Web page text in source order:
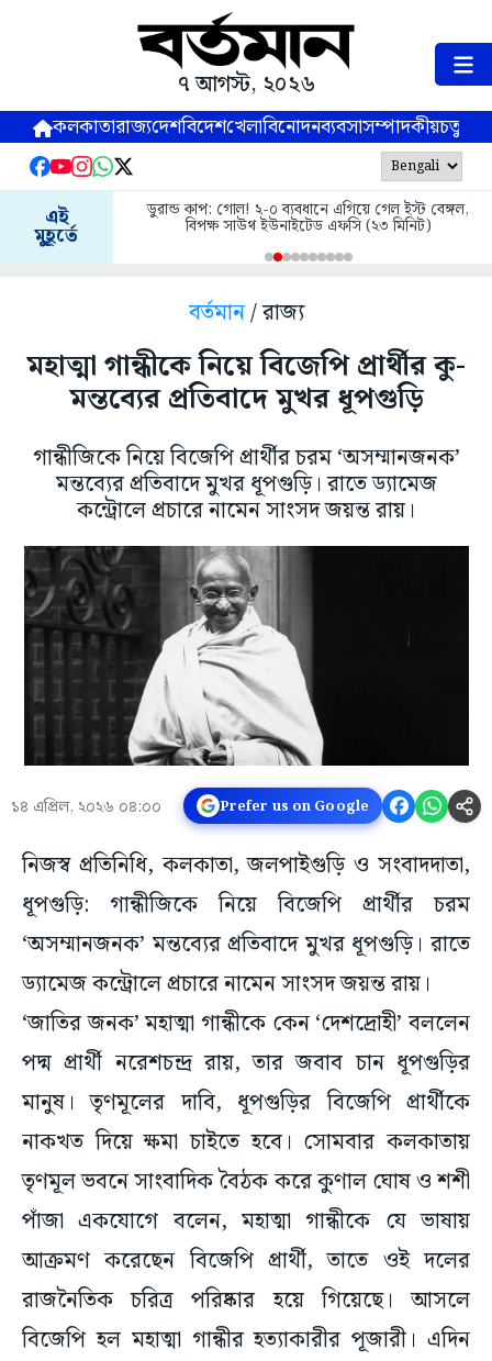
৭ আগস্ট, ২০২৬
কলকাতারাজ্যদেশবিদেশখেলাবিনোদনব্যবসাসম্পাদকীয়
এই
মুহূর্তে
ডুরান্ড কাপ: গোল! ২-০ ব্যবধানে এগিয়ে গেল ইস্ট বেঙ্গল,
বিপক্ষ সাউথ ইউনাইটেড এফসি (২৩ মিনিট)
বর্তমান/ রাজ্য
মহাত্মা গান্ধীকে নিয়ে বিজেপি প্রার্থীর কু-
মন্তব্যের প্রতিবাদে মুখর ধূপগুড়ি
গান্ধীজিকে নিয়ে বিজেপি প্রার্থীর চরম ‘অসম্মানজনক’
মন্তব্যের প্রতিবাদে মুখর ধূপগুড়ি। রাতে ড্যামেজ
কন্ট্রোলে প্রচারে নামেন সাংসদ জয়ন্ত রায়।
১৪ এপ্রিল, ২০২৬ ০৪:০০ Prefer us on Google
নিজস্ব প্রতিনিধি, কলকাতা, জলপাইগুড়ি ও সংবাদদাতা,
ধূপগুড়ি: গান্ধীজিকে নিয়ে বিজেপি প্রার্থীর চরম
‘অসম্মানজনক’ মন্তব্যের প্রতিবাদে মুখর ধূপগুড়ি। রাতে
ড্যামেজ কন্ট্রোলে প্রচারে নামেন সাংসদ জয়ন্ত রায়।
‘জাতির জনক’ মহাত্মা গান্ধীকে কেন ‘দেশদ্রোহী’ বললেন
পদ্ম প্রার্থী নরেশচন্দ্র রায়, তার জবাব চান ধূপগুড়ির
মানুষ। তৃণমূলের দাবি, ধূপগুড়ির বিজেপি প্রার্থীকে
নাকখত দিয়ে ক্ষমা চাইতে হবে। সোমবার কলকাতায়
তৃণমূল ভবনে সাংবাদিক বৈঠক করে কুণাল ঘোষ ও শশী
পাঁজা একযোগে বলেন, মহাত্মা গান্ধীকে যে ভাষায়
আক্রমণ করেছেন বিজেপি প্রার্থী, তাতে ওই দলের
রাজনৈতিক চরিত্র পরিষ্কার হয়ে গিয়েছে। আসলে
বিজেপি হল মহাত্মা গান্ধীর হত্যাকারীর পূজারী। এদিন